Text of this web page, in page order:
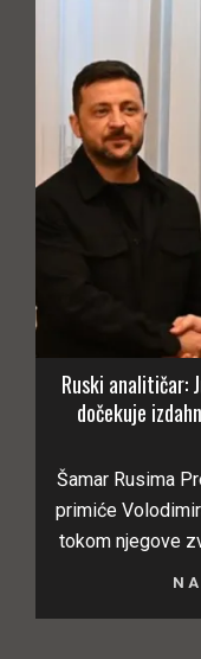
Ruski analitičar:
dočekuje
Šamar Rusima
primiće
tokom njegove